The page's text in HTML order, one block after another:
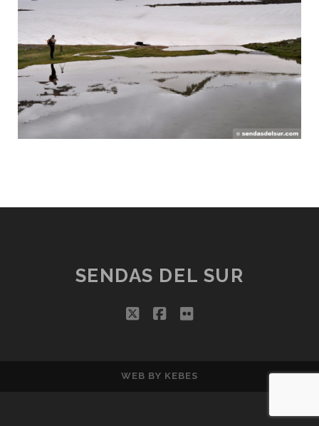
SENDAS DEL SUR
twitterfacebook
flickr
WEB BY KEBES